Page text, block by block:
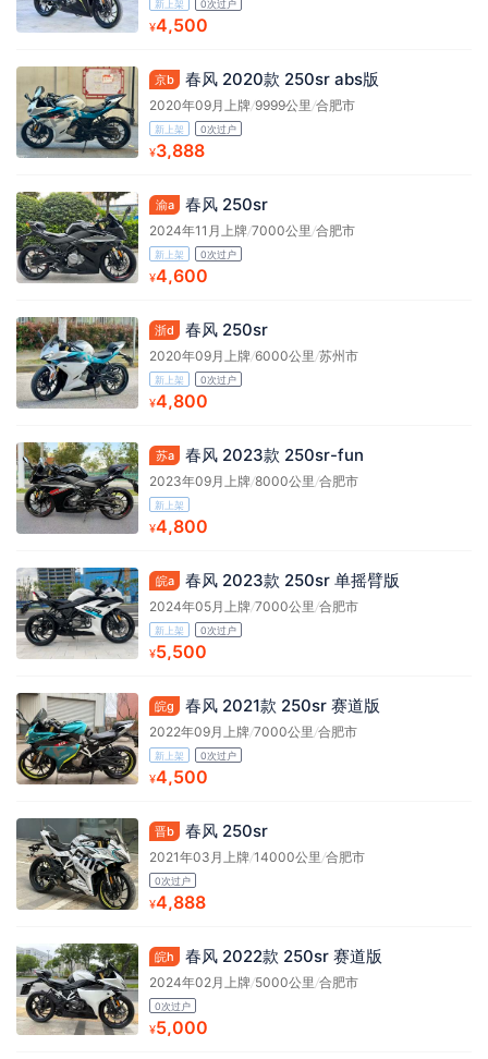
新上架 0次过户
¥4,500
京b 春风 2020款 250sr abs版
2020年09月上牌/9999公里/合肥市
新上架 0次过户
¥3,888
渝a 春风 250sr
2024年11月上牌/7000公里/合肥市
新上架 0次过户
¥4,600
浙d 春风 250sr
2020年09月上牌/6000公里/苏州市
新上架 0次过户
¥4,800
苏a 春风 2023款 250sr-fun
2023年09月上牌/8000公里 /合肥市
新上架
¥4,800
皖a 春风 2023款 250sr 单摇臂版
2024年05月上牌/7000公里 /合肥市
新上架 0次过户
¥5,500
皖g 春风 2021款 250sr 赛道版
2022年09月上牌/7000公里 /合肥市
新上架 0次过户
¥4,500
晋b 春风 250sr
2021年03月上牌/14000公里 /合肥市
0次过户
¥4,888
皖h 春风 2022款 250sr 赛道版
2024年02月上牌/5000公里 /合肥市
0次过户
¥5,000